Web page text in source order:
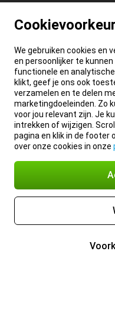
We gebruiken cookies en
en persoonlijker te
functionele en analytische
klikt, geef je ons ook
verzamelen en te delen
marketingdoeleinden. Zo
voor jou relevant zijn. Je
intrekken of wijzigen.
pagina en klik in de footer
over onze cookies in onze